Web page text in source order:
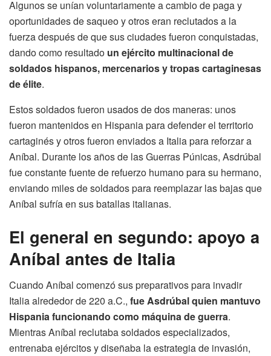
Algunos se unían voluntariamente a cambio de paga y
oportunidades de saqueo y otros eran reclutados a la
fuerza después de que sus ciudades fueron conquistadas,
dando como resultado un ejército multinacional de
soldados hispanos, mercenarios y tropas cartaginesas
de élite.
Estos soldados fueron usados de dos maneras: unos
fueron mantenidos en Hispania para defender el territorio
cartaginés y otros fueron enviados a Italia para reforzar a
Aníbal. Durante los años de las Guerras Púnicas, Asdrúbal
fue constante fuente de refuerzo humano para su hermano,
enviando miles de soldados para reemplazar las bajas que
Aníbal sufría en sus batallas italianas.
El general en segundo: apoyo a
Aníbal antes de Italia
Cuando Aníbal comenzó sus preparativos para invadir
Italia alrededor de 220 a.C., fue Asdrúbal quien mantuvo
Hispania funcionando como máquina de guerra.
Mientras Aníbal reclutaba soldados especializados,
entrenaba ejércitos y diseñaba la estrategia de invasión,